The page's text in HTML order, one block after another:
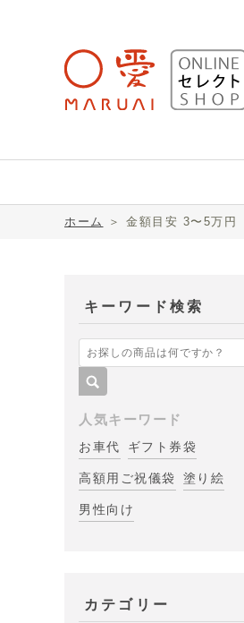
ホーム ＞ 金額目安 3〜5万円
キーワード検索
人気キーワード
お車代 ギフト券袋
高額用ご祝儀袋 塗り絵
男性向け
カテゴリー